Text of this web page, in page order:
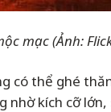
mạc (Ảnh:
có thể ghé
kích cỡ